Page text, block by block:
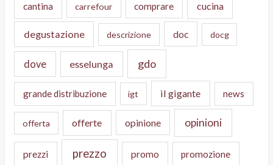
cantina carrefour comprare cucina
degustazione descrizione doc docg
dove esselunga gdo
grande distribuzione igt il gigante news
offerta offerte opinione opinioni
prezzi prezzo promo promozione